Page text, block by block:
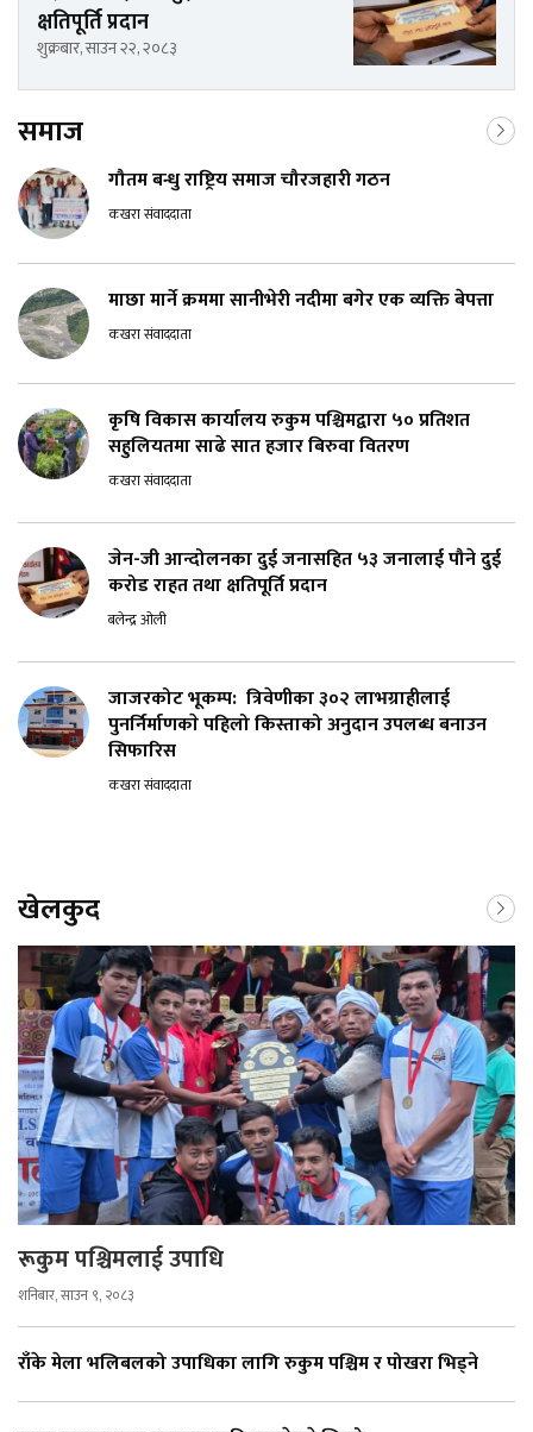
क्षतिपूर्ति प्रदान
शुक्रबार, साउन २२, २०८३
समाज
गौतम बन्धु राष्ट्रिय समाज चौरजहारी गठन
कखरा संवाददाता
माछा मार्ने क्रममा सानीभेरी नदीमा बगेर एक व्यक्ति बेपत्ता
कखरा संवाददाता
कृषि विकास कार्यालय रुकुम पश्चिमद्वारा ५० प्रतिशत
सहुलियतमा साढे सात हजार बिरुवा वितरण
कखरा संवाददाता
जेन-जी आन्दोलनका दुई जनासहित ५३ जनालाई पौने दुई
करोड राहत तथा क्षतिपूर्ति प्रदान
बलेन्द्र ओली
जाजरकोट भूकम्प: त्रिवेणीका ३०२ लाभग्राहीलाई
पुनर्निर्माणकाे पहिलो किस्ताको अनुदान उपलब्ध बनाउन
सिफारिस
कखरा संवाददाता
खेलकुद
रूकुम पश्चिमलाई उपाधि
शनिबार, साउन ९, २०८३
राँके मेला भलिबलको उपाधिका लागि रुकुम पश्चिम र पोखरा भिड्ने